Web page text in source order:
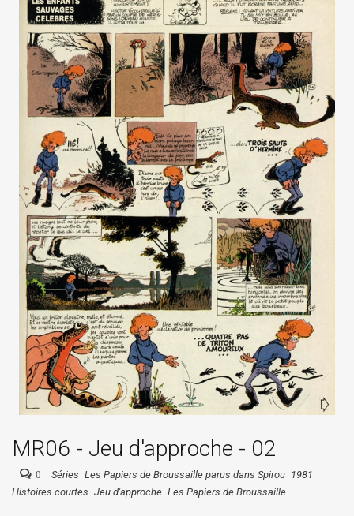
MR06 - Jeu d'approche - 02
0 Séries Les Papiers de Broussaille parus dans Spirou 1981
Histoires courtes Jeu d'approche Les Papiers de Broussaille